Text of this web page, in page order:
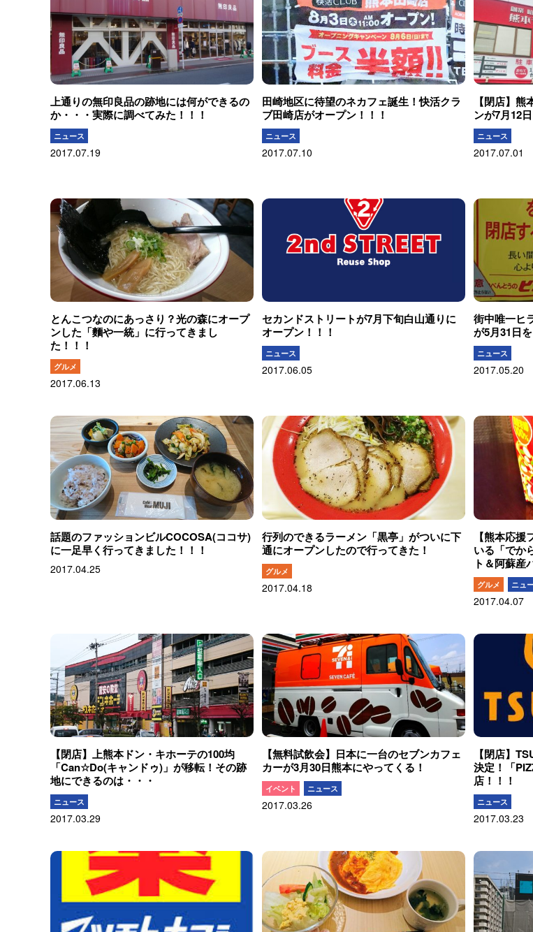
上通りの無印良品の跡地には何ができるの
か・・・実際に調べてみた！！！
ニュース
2017.07.19
田崎地区に待望のネカフェ誕生！快活クラ
ブ田崎店がオープン！！！
ニュース
2017.07.10
【閉店】
ンが7月12
ニュース
2017.07.01
とんこつなのにあっさり？光の森にオープ
ンした「麵や一統」に行ってきまし
た！！！
グルメ
2017.06.13
セカンドストリートが7月下旬白山通りに
オープン！！！
ニュース
2017.06.05
街中唯一ヒ
が5月31日
ニュース
2017.05.20
話題のファッションビルCOCOSA(ココサ)
に一足早く行ってきました！！！
2017.04.25
行列のできるラーメン「黒亭」がついに下
通にオープンしたので行ってきた！
グルメ
2017.04.18
【熊本応
いる「でか
ト＆阿蘇産
グルメ ニュ
2017.04.07
【閉店】上熊本ドン・キホーテの100均
「Can☆Do(キャンドゥ)」が移転！その跡
地にできるのは・・・
ニュース
2017.03.29
【無料試飲会】日本に一台のセブンカフェ
カーが3月30日熊本にやってくる！
イベント ニュース
2017.03.26
【閉店】
決定！「
店！！！
ニュース
2017.03.23